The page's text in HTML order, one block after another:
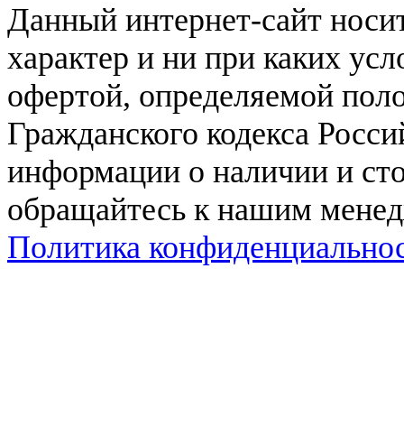
Данный интернет-сайт
характер и ни при каких
офертой, определяемой
Гражданского кодекса
информации о наличии и
обращайтесь к нашим
Политика